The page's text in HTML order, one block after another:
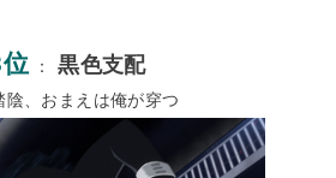
： 黒色支配
陰、おまえは俺が穿つ